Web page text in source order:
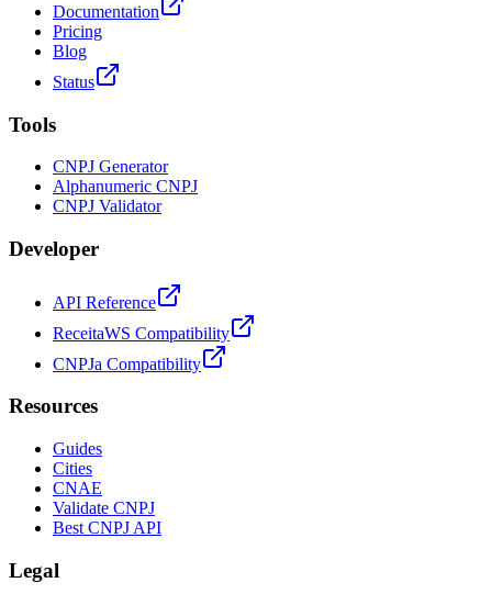
Documentation
Pricing
Blog
Status
Tools
CNPJ Generator
Alphanumeric CNPJ
CNPJ Validator
Developer
API Reference
ReceitaWS Compatibility
CNPJa Compatibility
Resources
Guides
Cities
CNAE
Validate CNPJ
Best CNPJ API
Legal